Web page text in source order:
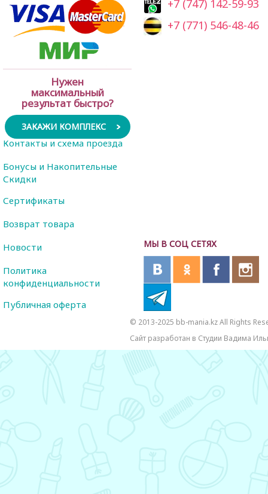
Нужен
максимальный
результат быстро?
ЗАКАЖИ КОМПЛЕКС
+7 (747) 142-59-93
+7 (771) 546-48-46
МЫ В СОЦ СЕТЯХ
Контакты и схема проезда
Бонусы и Накопительные
Скидки
Сертификаты
Возврат товара
Новости
Политика
конфиденциальности
Публичная оферта
© 2013-2025 bb-mania.kz All Rights
Сайт разработан в Студии Вадима